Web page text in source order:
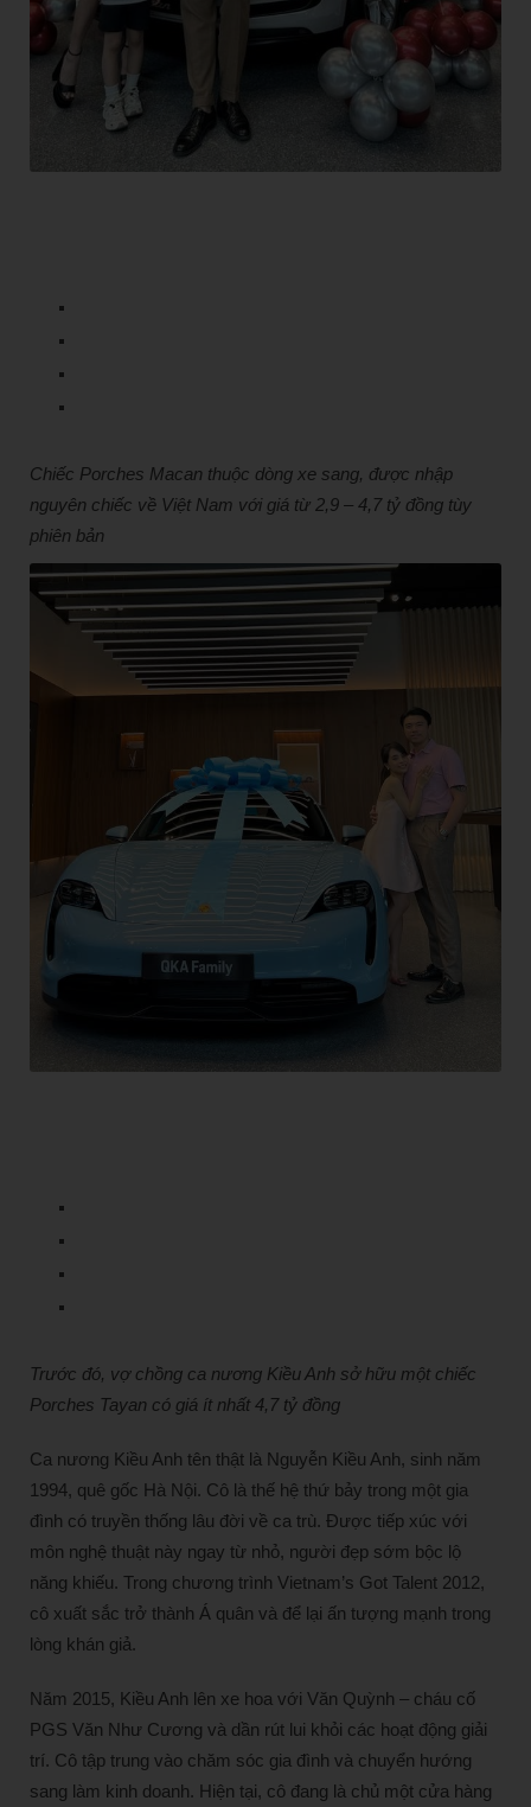
Chiếc Porches Macan thuộc dòng xe sang, được nhập
nguyên chiếc về Việt Nam với giá từ 2,9 – 4,7 tỷ đồng tùy
phiên bản
Trước đó, vợ chồng ca nương Kiều Anh sở hữu một chiếc
Porches Tayan có giá ít nhất 4,7 tỷ đồng
Ca nương Kiều Anh tên thật là Nguyễn Kiều Anh, sinh năm
1994, quê gốc Hà Nội. Cô là thế hệ thứ bảy trong một gia
đình có truyền thống lâu đời về ca trù. Được tiếp xúc với
môn nghệ thuật này ngay từ nhỏ, người đẹp sớm bộc lộ
năng khiếu. Trong chương trình Vietnam’s Got Talent 2012,
cô xuất sắc trở thành Á quân và để lại ấn tượng mạnh trong
lòng khán giả.
Năm 2015, Kiều Anh lên xe hoa với Văn Quỳnh – cháu cố
PGS Văn Như Cương và dần rút lui khỏi các hoạt động giải
trí. Cô tập trung vào chăm sóc gia đình và chuyển hướng
sang làm kinh doanh. Hiện tại, cô đang là chủ một cửa hàng